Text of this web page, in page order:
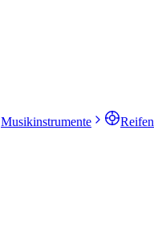
Musikinstrumente Reifen